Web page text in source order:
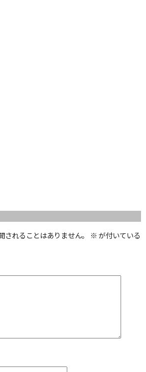
されることはありません。 ※が付いている